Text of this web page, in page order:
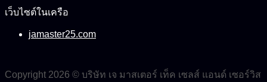
เว็บไซต์ในเครือ
jamaster25.com
Copyright 2026 © บริษัท เจ มาสเตอร์ เท็ค เซลส์ แอนด์ เซอร์วิส